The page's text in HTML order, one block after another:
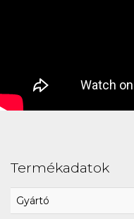
Termékadatok
Gyártó